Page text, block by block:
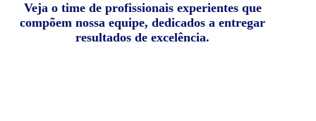
Veja o time de profissionais experientes que
compõem nossa equipe, dedicados a entregar
resultados de excelência.